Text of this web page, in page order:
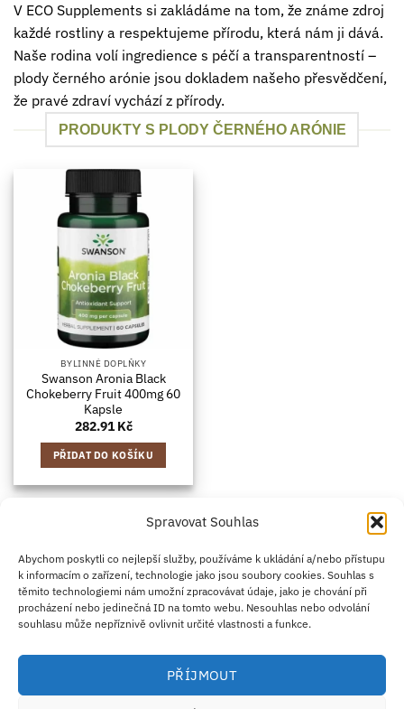
Spravovat Souhlas
Abychom poskytli co nejlepší služby, používáme k ukládání a/nebo přístupu
k informacím o zařízení, technologie jako jsou soubory cookies. Souhlas s
těmito technologiemi nám umožní zpracovávat údaje, jako je chování při
procházení nebo jedinečná ID na tomto webu. Nesouhlas nebo odvolání
souhlasu může nepříznivě ovlivnit určité vlastnosti a funkce.
PŘÍJMOUT
V ECO Supplements si zakládáme na tom, že známe zdroj
každé rostliny a respektujeme přírodu, která nám ji dává.
Naše rodina volí ingredience s péčí a transparentností –
plody černého arónie jsou dokladem našeho přesvědčení,
že pravé zdraví vychází z přírody.
PRODUKTY S PLODY ČERNÉHO ARÓNIE
BYLINNÉ DOPLŇKY
Swanson Aronia Black
Chokeberry Fruit 400mg 60
Kapsle
282.91Kč
PŘIDAT DO KOŠÍKU
Credit
Card
2
Klarna
Apple
Pay
Google
Pay
PayPal
ZÁSADY DOPRAVY
ZÁSADY VRÁCENÍ ZBOŽÍ
OBCHODNÍ PODMÍNKY
KONTAKT O NÁS B2B
IMPRINT
OMEZENÍ ODPOVĚDNOSTI
ZÁSADY COOKIES
Antim I Street, No. 14, fl. 2, law office, 1303 Sofia, Bulharsko